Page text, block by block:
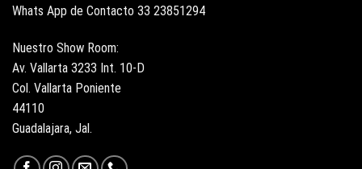
Whats App de Contacto 33 23851294
Nuestro Show Room:
Av. Vallarta 3233 Int. 10-D
Col. Vallarta Poniente
44110
Guadalajara, Jal.